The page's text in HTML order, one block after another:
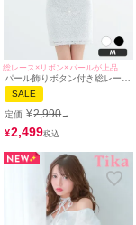
総レース×リボン×パールが上品なタイトドレス♪
パール飾りボタン付き総レース
胸元フリルオフショルダープチ
プラタイトミニドレス(斉藤ら
な/キャバドレス着用)
[myMinette/マイミネット]
SALE
定価 ¥2,990→
¥2,499